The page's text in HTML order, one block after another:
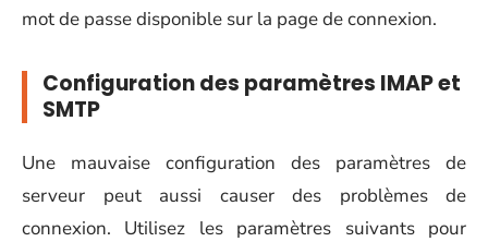
mot de passe disponible sur la page de connexion.
Configuration des paramètres IMAP et
SMTP
Une mauvaise configuration des paramètres de
serveur peut aussi causer des problèmes de
connexion. Utilisez les paramètres suivants pour